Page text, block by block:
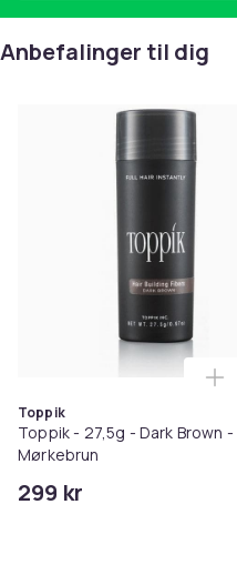
Anbefalinger til dig
Toppik
Toppik - 27,5g - Dark Brown -
Mørkebrun
299 kr